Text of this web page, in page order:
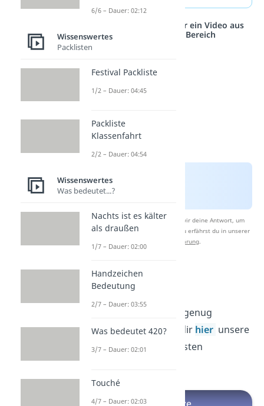
Studyflix vernetzt: Hier ein Video aus
einem anderen Bereich
Nach Beantwortung speichern wir deine Antwort, um
Studyflix zu verbessern. Mehr dazu erfährst du in unserer
Datenschutzerklärung.
Flachwitze
Na, immer noch nicht genug
gelacht? Dann schau dir hier unsere
große Auswahl der besten
6/6 – Dauer: 02:12
Wissenswertes
Packlisten
Festival Packliste
1/2 – Dauer: 04:45
Packliste
Klassenfahrt
2/2 – Dauer: 04:54
Wissenswertes
Was bedeutet...?
Nachts ist es kälter
als draußen
1/7 – Dauer: 02:00
Handzeichen
Bedeutung
2/7 – Dauer: 03:55
Was bedeutet 420?
3/7 – Dauer: 02:01
Touché
4/7 – Dauer: 02:03